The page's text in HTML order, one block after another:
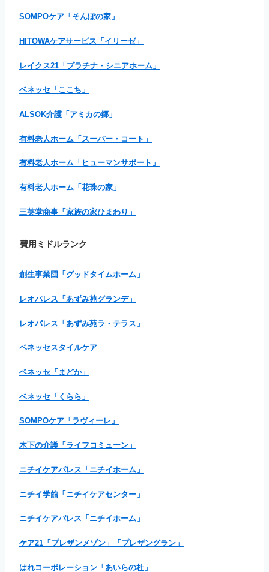
SOMPOケア「そんぽの家」
HITOWAケアサービス「イリーゼ」
レイクス21「プラチナ・シニアホーム」
ベネッセ「ここち」
ALSOK介護「アミカの郷」
有料老人ホーム「スーパー・コート」
有料老人ホーム「ヒューマンサポート」
有料老人ホーム「花珠の家」
三英堂商事「家族の家ひまわり」
費用ミドルランク
創生事業団「グッドタイムホーム」
レオパレス「あずみ苑グランデ」
レオパレス「あずみ苑ラ・テラス」
ベネッセスタイルケア
ベネッセ「まどか」
ベネッセ「くらら」
SOMPOケア「ラヴィーレ」
木下の介護「ライフコミューン」
ニチイケアパレス「ニチイホーム」
ニチイ学館「ニチイケアセンター」
ニチイケアパレス「ニチイホーム」
ケア21「プレザンメゾン」「プレザングラン」
はれコーポレーション「あいらの杜」